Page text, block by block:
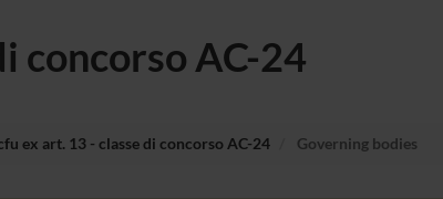
concorso AC-24
ex art. 13 - classe di concorso AC-24 Governing bodies